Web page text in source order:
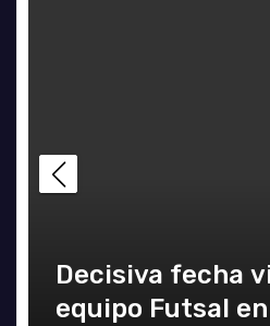
Decisiva fecha
equipo Futsal